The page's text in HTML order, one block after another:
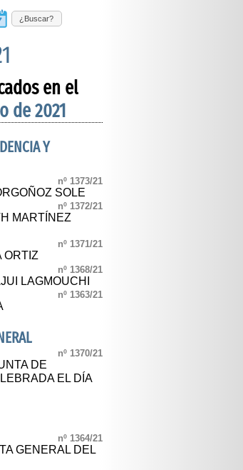
¿Buscar?
en el
de 2021
Y
nº 1373/21
SOLE
nº 1372/21
MARTÍNEZ
nº 1371/21
ORTIZ
nº 1368/21
LAGMOUCHI
nº 1363/21
nº 1370/21
DE
EL DÍA
nº 1364/21
GENERAL DEL